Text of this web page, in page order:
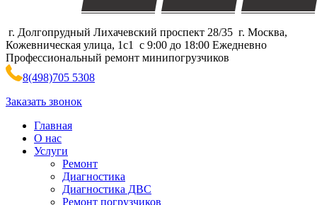
г. Долгопрудный Лихачевский проспект 28/35 г. Москва,
Кожевническая улица, 1с1
с 9:00 до 18:00 Ежедневно
Профессиональный ремонт минипогрузчиков
8(498)705 5308
Заказать звонок
Главная
О нас
Услуги
Ремонт
Диагностика
Диагностика ДВС
Ремонт погрузчиков